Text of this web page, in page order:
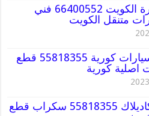
تظليل سيارة الكويت 66400552 فني
متنقل الكويت
قطع غيار سيارات كورية 55818355 قطع
اصلية كورية
قطع غيار كاديلاك 55818355 سكراب قطع